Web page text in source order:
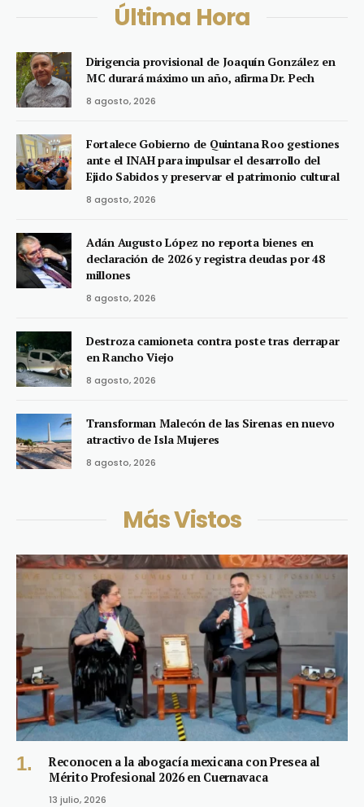
Última Hora
Dirigencia provisional de Joaquín González en
MC durará máximo un año, afirma Dr. Pech
8 agosto, 2026
Fortalece Gobierno de Quintana Roo gestiones
ante el INAH para impulsar el desarrollo del
Ejido Sabidos y preservar el patrimonio cultural
8 agosto, 2026
Adán Augusto López no reporta bienes en
declaración de 2026 y registra deudas por 48
millones
8 agosto, 2026
Destroza camioneta contra poste tras derrapar
en Rancho Viejo
8 agosto, 2026
Transforman Malecón de las Sirenas en nuevo
atractivo de Isla Mujeres
8 agosto, 2026
Más Vistos
Reconocen a la abogacía mexicana con Presea al
Mérito Profesional 2026 en Cuernavaca
13 julio, 2026